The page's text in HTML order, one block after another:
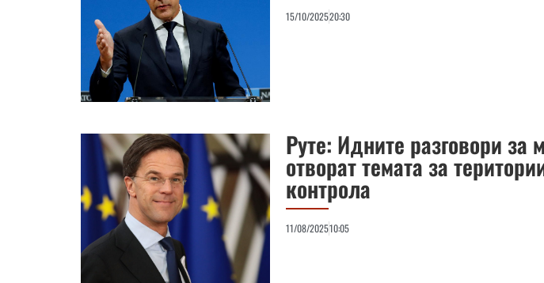
15/10/202520:30
Руте: Идните разговори за
отворат темата за
контрола
11/08/202510:05